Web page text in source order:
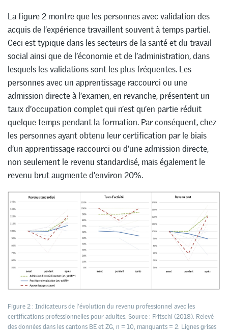
La figure 2 montre que les personnes avec validation des
acquis de l’expérience travaillent souvent à temps partiel.
Ceci est typique dans les secteurs de la santé et du travail
social ainsi que de l’économie et de l’administration, dans
lesquels les validations sont les plus fréquentes. Les
personnes avec un apprentissage raccourci ou une
admission directe à l’examen, en revanche, présentent un
taux d’occupation complet qui n’est qu’en partie réduit
quelque temps pendant la formation. Par conséquent, chez
les personnes ayant obtenu leur certification par le biais
d’un apprentissage raccourci ou d’une admission directe,
non seulement le revenu standardisé, mais également le
revenu brut augmente d’environ 20%.
Figure 2 : Indicateurs de l’évolution du revenu professionnel avec les
certifications professionnelles pour adultes. Source : Fritschi (2018). Relevé
des données dans les cantons BE et ZG, n = 10, manquants = 2. Lignes grises